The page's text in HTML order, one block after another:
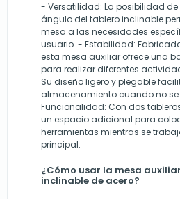
- Versatilidad: La posibilidad
ángulo del tablero inclinable
mesa a las necesidades
usuario. - Estabilidad:
esta mesa auxiliar ofrece una
para realizar diferentes
Su diseño ligero y plegable
almacenamiento cuando no
Funcionalidad: Con dos
un espacio adicional para
herramientas mientras se
principal.
¿Cómo usar la mesa
inclinable de acero?